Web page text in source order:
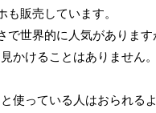
販売しています。
で世界的に人気がありま
かけることはありません。
使っている人はおられる